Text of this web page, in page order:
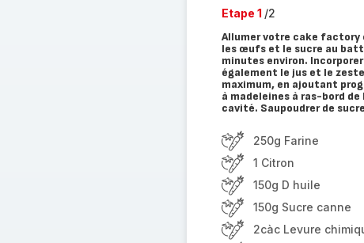
Etape 1 /2
Allumer votre cake factory
les œufs et le sucre au
minutes environ.
également le jus et le
maximum, en ajoutant
à madeleines à ras-bord
cavité. Saupoudrer de
250g Farine
1 Citron
150g D huile
150g Sucre canne
2càc Levure